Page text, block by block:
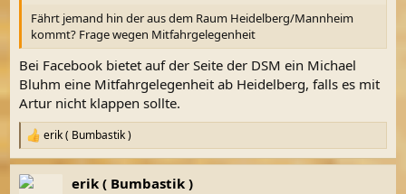
Fährt jemand hin der aus dem Raum Heidelberg/Mannheim
kommt? Frage wegen Mitfahrgelegenheit
Bei Facebook bietet auf der Seite der DSM ein Michael
Bluhm eine Mitfahrgelegenheit ab Heidelberg, falls es mit
Artur nicht klappen sollte.
R
e
a
k
erik ( Bumbastik )
erik ( Bumbastik )